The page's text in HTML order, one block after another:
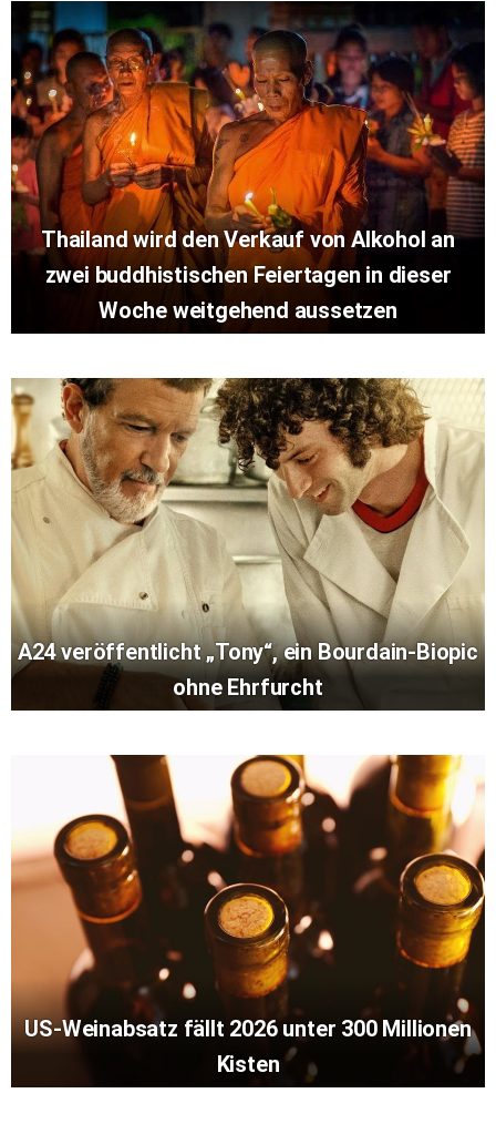
Thailand wird den Verkauf von Alkohol an
zwei buddhistischen Feiertagen in dieser
Woche weitgehend aussetzen
A24 veröffentlicht „Tony“, ein Bourdain-Biopic
ohne Ehrfurcht
US-Weinabsatz fällt 2026 unter 300 Millionen
Kisten